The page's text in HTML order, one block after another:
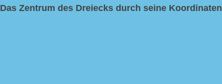
Das Zentrum des Dreiecks durch seine Koordinaten